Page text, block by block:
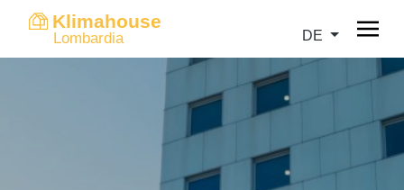
Klimahouse
Lombardia DE